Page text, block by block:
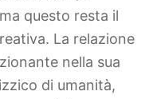
questo resta il
La relazione
nella sua
di umanità,